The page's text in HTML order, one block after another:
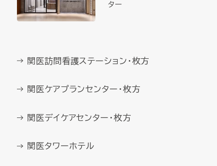
ター
関医訪問看護ステーション・枚方
関医ケアプランセンター・枚方
関医デイケアセンター・枚方
関医タワーホテル